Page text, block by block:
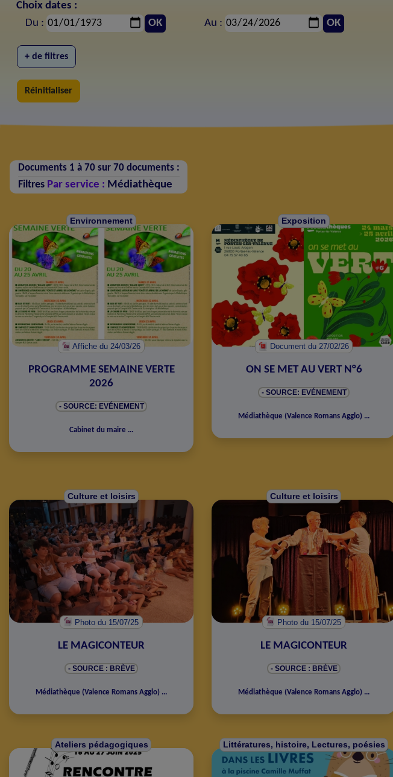
Choix dates :
Du :
OK Au : OK
+ de filtres
Réinitialiser
Documents 1 à 70 sur 70 documents :
Filtres Par service : Médiathèque
Environnement
Affichedu 24/03/26
PROGRAMME SEMAINE VERTE
2026
- SOURCE: EVÉNEMENT
Cabinet du maire ...
Exposition
Document du 27/02/26
ON SE MET AU VERT N°6
- SOURCE: EVÉNEMENT
Médiathèque (Valence Romans Agglo) ...
Culture et loisirs
Photodu 15/07/25
LE MAGICONTEUR
- SOURCE : BRÈVE
Médiathèque (Valence Romans Agglo) ...
Culture et loisirs
Photodu 15/07/25
LE MAGICONTEUR
- SOURCE : BRÈVE
Médiathèque (Valence Romans Agglo) ...
Ateliers pédagogiques Littératures, histoire, Lectures, poésies